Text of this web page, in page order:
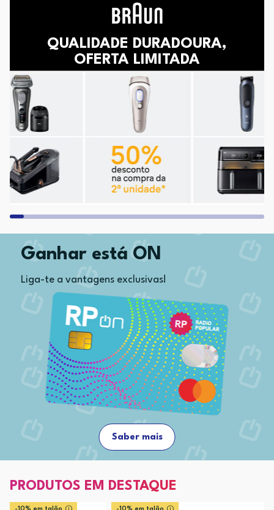
QUALIDADE DURADOURA,
OFERTA LIMITADA
Ganhar está ON
Liga-te a vantagens exclusivas!
Saber mais
PRODUTOS EM DESTAQUE